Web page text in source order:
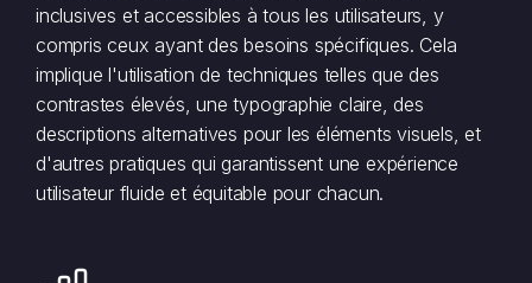
inclusives et accessibles à tous les utilisateurs, y
compris ceux ayant des besoins spécifiques. Cela
implique l'utilisation de techniques telles que des
contrastes élevés, une typographie claire, des
descriptions alternatives pour les éléments visuels, et
d'autres pratiques qui garantissent une expérience
utilisateur fluide et équitable pour chacun.